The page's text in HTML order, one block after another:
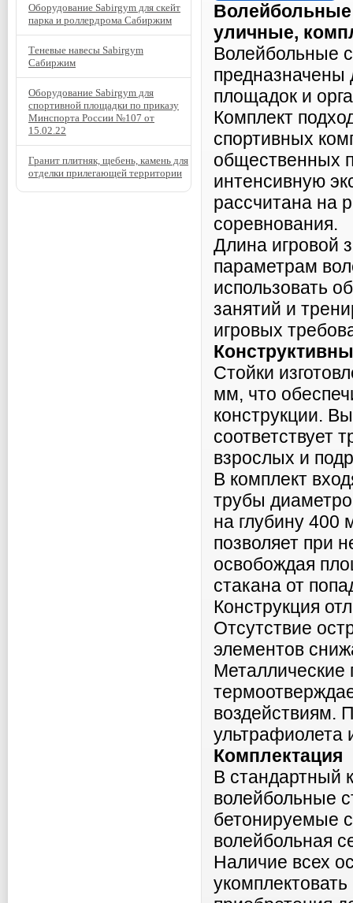
Волейбольные
уличные,
Волейбольные
предназначены
площадок и
Комплект
спортивных
общественных
интенсивную
рассчитана на
соревнования.
Длина игровой
параметрам
использовать
занятий и
игровых
Стойки
мм, что
конструкции.
соответствует
взрослых и
В комплект
трубы
на глубину
позволяет при
освобождая
стакана от
Конструкция
Отсутствие
элементов
Металлические
воздействиям.
ультрафиолета
Комплектация
В стандартный
волейбольные
бетонируемые
волейбольная
Наличие всех
Оборудование Sabirgym для скейт
парка и роллердрома Сабиржим
Теневые навесы Sabirgym
Сабиржим
Оборудование Sabirgym для
спортивной площадки по приказу
Минспорта России №107 от
15.02.22
Гранит плитняк, щебень, камень для
отделки прилегающей территории